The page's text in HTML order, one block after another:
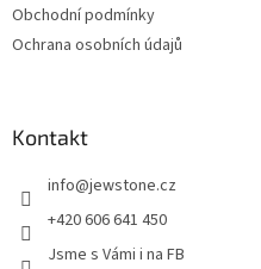
Obchodní podmínky
Ochrana osobních údajů
Kontakt
info@jewstone.cz
+420 606 641 450
Jsme s Vámi i na FB